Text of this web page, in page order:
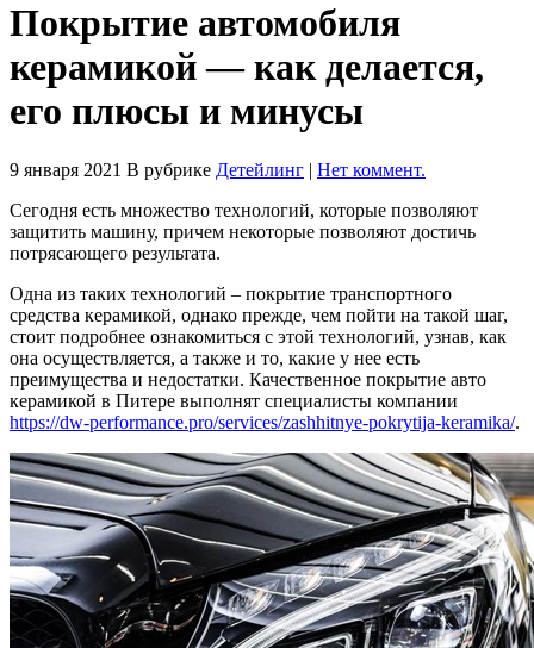
Покрытие автомобиля
керамикой — как делается,
его плюсы и минусы
9 января 2021 В рубрике Детейлинг | Нет коммент.
Сегодня есть множество технологий, которые позволяют
защитить машину, причем некоторые позволяют достичь
потрясающего результата.
Одна из таких технологий – покрытие транспортного
средства керамикой, однако прежде, чем пойти на такой шаг,
стоит подробнее ознакомиться с этой технологий, узнав, как
она осуществляется, а также и то, какие у нее есть
преимущества и недостатки. Качественное покрытие авто
керамикой в Питере выполнят специалисты компании
https://dw-performance.pro/services/zashhitnye-pokrytija-keramika/.